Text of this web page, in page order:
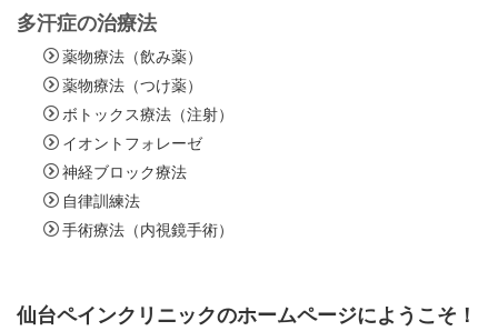
多汗症の治療法
薬物療法（飲み薬）
薬物療法（つけ薬）
ボトックス療法（注射）
イオントフォレーゼ
神経ブロック療法
自律訓練法
手術療法（内視鏡手術）
仙台ペインクリニックのホームページにようこそ！